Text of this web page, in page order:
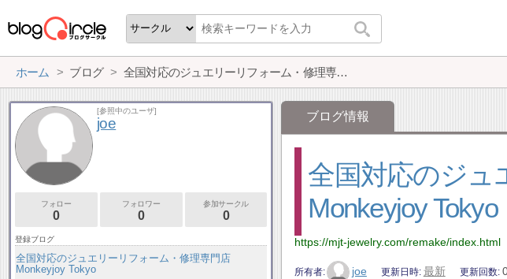
ホーム ブログ 全国対応のジュエリーリフォーム・修理専門店Monkeyjoy Tokyo
ブログ情報
全国対応のジュ
Monkeyjoy Tokyo
https://mjt-jewelry.com/remake/index.html
所有者 joe 更新日時 最新 更新回数
[参照中のユーザ]
joe
フォロー
0
フォロワー
0
参加サークル
0
登録ブログ
全国対応のジュエリーリフォーム・修理専門店
Monkeyjoy Tokyo